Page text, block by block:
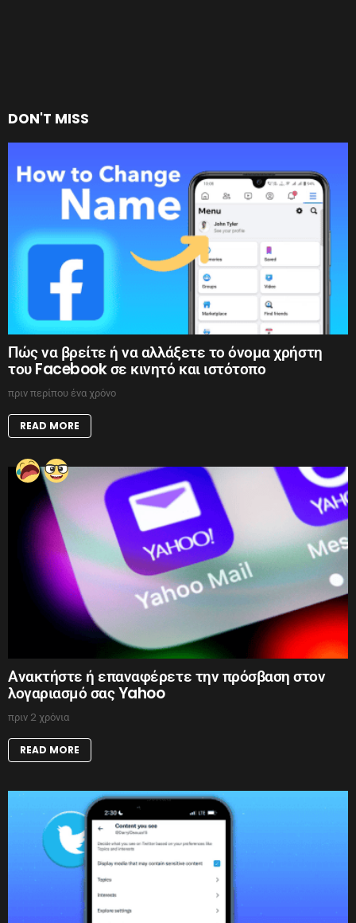
DON'T MISS
Πώς να βρείτε ή να αλλάξετε το όνομα χρήστη
του Facebook σε κινητό και ιστότοπο
πριν περίπου ένα χρόνο
READ MORE
Ανακτήστε ή επαναφέρετε την πρόσβαση στον
λογαριασμό σας Yahoo
πριν 2 χρόνια
READ MORE